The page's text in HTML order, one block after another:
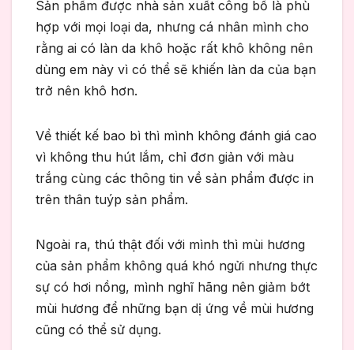
Sản phẩm được nhà sản xuất công bố là phù
hợp với mọi loại da, nhưng cá nhân mình cho
rằng ai có làn da khô hoặc rất khô không nên
dùng em này vì có thể sẽ khiến làn da của bạn
trở nên khô hơn.
Về thiết kế bao bì thì mình không đánh giá cao
vì không thu hút lắm, chỉ đơn giản với màu
trắng cùng các thông tin về sản phẩm được in
trên thân tuýp sản phẩm.
Ngoài ra, thú thật đối với mình thì mùi hương
của sản phẩm không quá khó ngửi nhưng thực
sự có hơi nồng, mình nghĩ hãng nên giảm bớt
mùi hương để những bạn dị ứng về mùi hương
cũng có thể sử dụng.